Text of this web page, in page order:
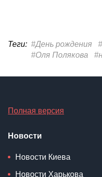
Теги: #День рождения
#Оля Полякова
Полная версия
Новости
Новости Киева
Новости Харькова